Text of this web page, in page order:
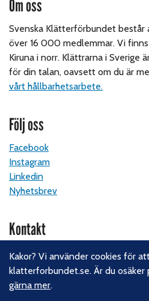
Om oss
Svenska Klätterförbundet
över 16 000 medlemmar. Vi
Kiruna i norr. Klättrarna i Sverige
för din talan, oavsett om du är
vårt hållbarhetsarbete.
Följ oss
Facebook
Instagram
Linkedin
Nyhetsbrev
Kontakt
Svenska Klätterförbundet
Gotlandsgatan 46
116 65 Stockholm
Kakor? Vi använder cookies för
klatterforbundet.se. Är du
gärna mer.